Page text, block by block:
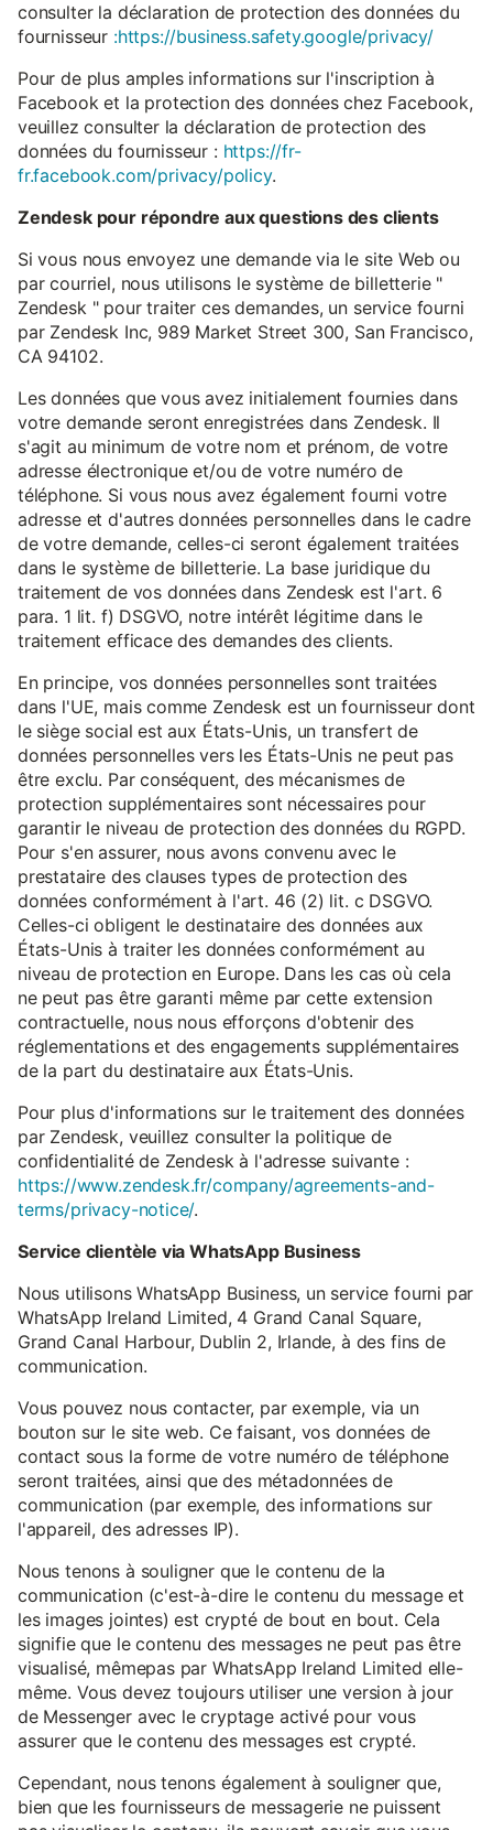
consulter la déclaration de protection des données du
fournisseur :https://business.safety.google/privacy/
Pour de plus amples informations sur l'inscription à
Facebook et la protection des données chez Facebook,
veuillez consulter la déclaration de protection des
données du fournisseur : https://fr-
fr.facebook.com/privacy/policy.
Zendesk pour répondre aux questions des clients
Si vous nous envoyez une demande via le site Web ou
par courriel, nous utilisons le système de billetterie "
Zendesk " pour traiter ces demandes, un service fourni
par Zendesk Inc, 989 Market Street 300, San Francisco,
CA 94102.
Les données que vous avez initialement fournies dans
votre demande seront enregistrées dans Zendesk. Il
s'agit au minimum de votre nom et prénom, de votre
adresse électronique et/ou de votre numéro de
téléphone. Si vous nous avez également fourni votre
adresse et d'autres données personnelles dans le cadre
de votre demande, celles-ci seront également traitées
dans le système de billetterie. La base juridique du
traitement de vos données dans Zendesk est l'art. 6
para. 1 lit. f) DSGVO, notre intérêt légitime dans le
traitement efficace des demandes des clients.
En principe, vos données personnelles sont traitées
dans l'UE, mais comme Zendesk est un fournisseur dont
le siège social est aux États-Unis, un transfert de
données personnelles vers les États-Unis ne peut pas
être exclu. Par conséquent, des mécanismes de
protection supplémentaires sont nécessaires pour
garantir le niveau de protection des données du RGPD.
Pour s'en assurer, nous avons convenu avec le
prestataire des clauses types de protection des
données conformément à l'art. 46 (2) lit. c DSGVO.
Celles-ci obligent le destinataire des données aux
États-Unis à traiter les données conformément au
niveau de protection en Europe. Dans les cas où cela
ne peut pas être garanti même par cette extension
contractuelle, nous nous efforçons d'obtenir des
réglementations et des engagements supplémentaires
de la part du destinataire aux États-Unis.
Pour plus d'informations sur le traitement des données
par Zendesk, veuillez consulter la politique de
confidentialité de Zendesk à l'adresse suivante :
https://www.zendesk.fr/company/agreements-and-
terms/privacy-notice/.
Service clientèle via WhatsApp Business
Nous utilisons WhatsApp Business, un service fourni par
WhatsApp Ireland Limited, 4 Grand Canal Square,
Grand Canal Harbour, Dublin 2, Irlande, à des fins de
communication.
Vous pouvez nous contacter, par exemple, via un
bouton sur le site web. Ce faisant, vos données de
contact sous la forme de votre numéro de téléphone
seront traitées, ainsi que des métadonnées de
communication (par exemple, des informations sur
l'appareil, des adresses IP).
Nous tenons à souligner que le contenu de la
communication (c'est-à-dire le contenu du message et
les images jointes) est crypté de bout en bout. Cela
signifie que le contenu des messages ne peut pas être
visualisé, mêmepas par WhatsApp Ireland Limited elle-
même. Vous devez toujours utiliser une version à jour
de Messenger avec le cryptage activé pour vous
assurer que le contenu des messages est crypté.
Cependant, nous tenons également à souligner que,
bien que les fournisseurs de messagerie ne puissent